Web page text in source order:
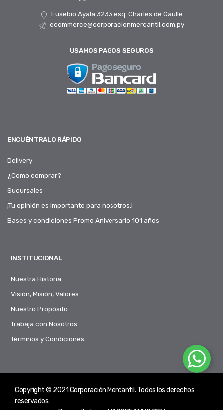
Eusebio Ayala 3233 esq. Charles de Gaulle
ecommerce@corporacionmercantil.com.py
USAMOS PAGOS SEGUROS
ENCUÉNTRALO RÁPIDO
Delivery
¿Como comprar?
Sucursales
¡Tu opinión es importante para nosotros.!
Bases y condiciones Promo Aniversario 101 años
INSTITUCIONAL
Nuestra Historia
Visión, Misión, Valores
Nuestro Propósito
Trabaja con Nosotros
Términos y Condiciones
Copyright © 2021 Corporación Mercantil. Todos los derechos
reservados.